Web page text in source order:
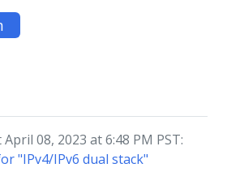
08, 2023 at 6:48 PM PST:
"IPv4/IPv6 dual stack"